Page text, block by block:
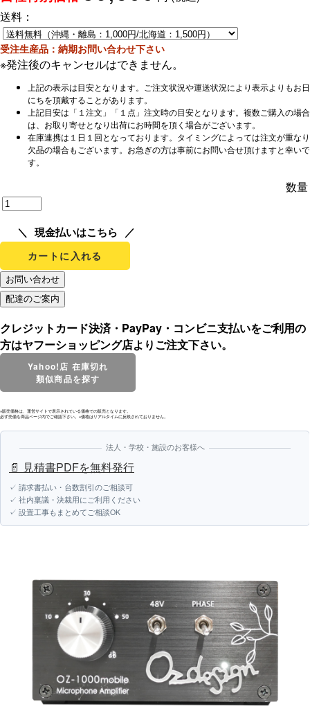
送料：
受注生産品：納期お問い合わせ下さい
※発注後のキャンセルはできません。
上記の表示は目安となります。ご注文状況や運送状況により表示よりもお日
にちを頂戴することがあります。
上記目安は「１注文」「１点」注文時の目安となります。複数ご購入の場合
は、お取り寄せとなり出荷にお時間を頂く場合がございます。
在庫連携は１日１回となっております。タイミングによっては注文が重なり
欠品の場合もございます。お急ぎの方は事前にお問い合せ頂けますと幸いで
す。
数量
現金払いはこちら
カートに入れる
クレジットカード決済・PayPay・コンビニ支払いをご利用の
方はヤフーショッピング店よりご注文下さい。
Yahoo!店 在庫切れ
類似商品を探す
※販売価格は、運営サイトで表示されている価格での販売となります。
必ず売価を商品ページ内でご確認下さい。※価格はリアルタイムに反映されておりません。
法人・学校・施設のお客様へ
📄 見積書PDFを無料発行
✓ 請求書払い・台数割引のご相談可
✓ 社内稟議・決裁用にご利用ください
✓ 設置工事もまとめてご相談OK